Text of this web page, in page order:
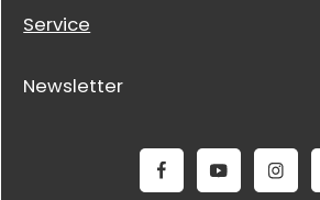
Service
Newsletter